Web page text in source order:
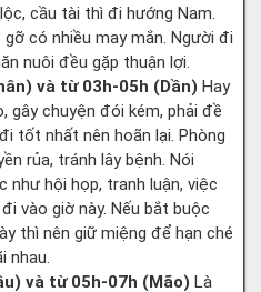
cầu tài thì đi hướng Nam.
có nhiều may mắn. Người đi
nuôi đều gặp thuận lợi.
và từ 03h-05h (Dần) Hay
gây chuyện đói kém, phải đề
tốt nhất nên hoãn lại. Phòng
rủa, tránh lây bệnh. Nói
như hội họp, tranh luận, việc
vào giờ này. Nếu bắt buộc
thì nên giữ miệng để hạn ché
nhau.
và từ 05h-07h (Mão) Là